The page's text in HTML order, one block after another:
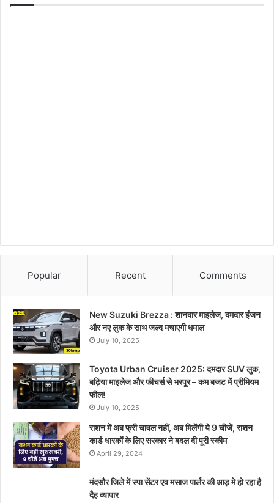
Popular Recent Comments
New Suzuki Brezza : शानदार माइलेज, दमदार इंजन
और नए लुक के साथ जल्द मचाएगी धमाल
July 10, 2025
Toyota Urban Cruiser 2025: दमदार SUV लुक,
बढ़िया माइलेज और फीचर्स से भरपूर – कम बजट में प्रीमियम
फील!
July 10, 2025
राशन में अब फ्री चावल नहीं, अब मिलेंगी ये 9 चीजें, राशन
कार्ड धारकों के लिए सरकार ने बदल दी पूरी स्कीम
April 29, 2024
मंदसौर जिले में स्पा सेंटर एव मसाज पार्लर की आड़ मे हो रहा है
दैह व्यापार